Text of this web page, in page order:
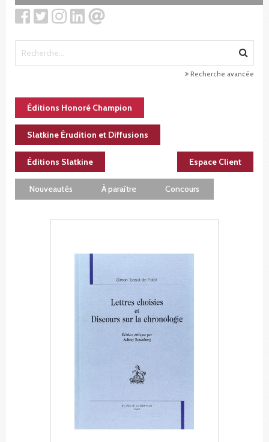
Recherche avancée
Éditions Honoré Champion
Slatkine Érudition et Diffusions
Éditions Slatkine Espace Client
Nouveautés À paraître Concours